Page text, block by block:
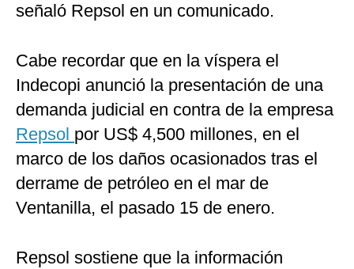
señaló Repsol en un comunicado.
Cabe recordar que en la víspera el
Indecopi anunció la presentación de una
demanda judicial en contra de la empresa
Repsol por US$ 4,500 millones, en el
marco de los daños ocasionados tras el
derrame de petróleo en el mar de
Ventanilla, el pasado 15 de enero.
Repsol sostiene que la información